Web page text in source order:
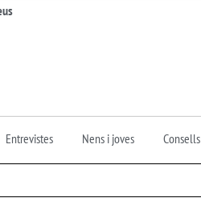
Entrevistes Nens i joves Consells